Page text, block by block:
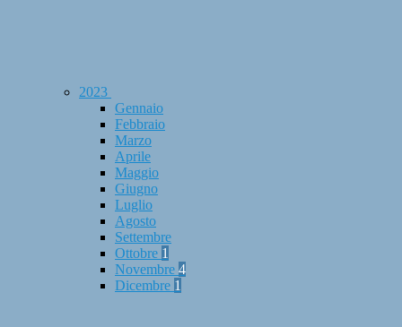
2023
Gennaio
Febbraio
Marzo
Aprile
Maggio
Giugno
Luglio
Agosto
Settembre
Ottobre 1
Novembre 4
Dicembre 1